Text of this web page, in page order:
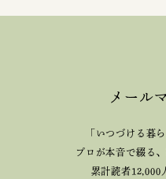
メール
「いつづける暮
プロが本音で綴る、
累計読者12,000